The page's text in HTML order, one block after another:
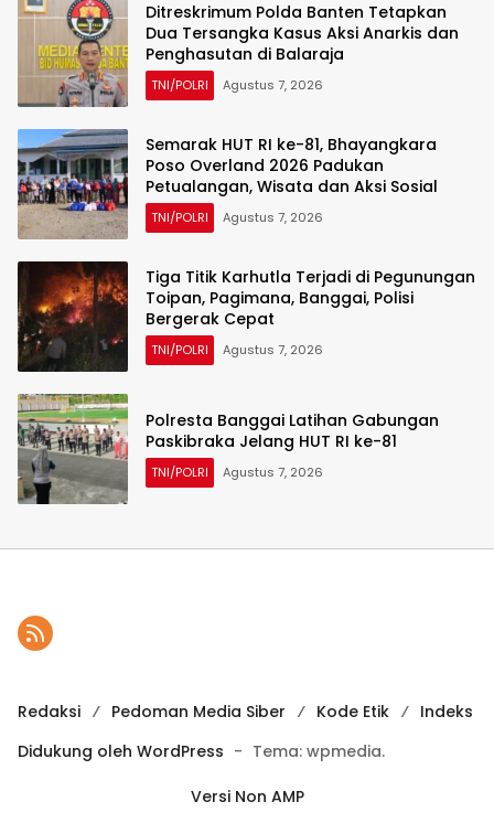
Ditreskrimum Polda Banten Tetapkan
Dua Tersangka Kasus Aksi Anarkis dan
Penghasutan di Balaraja
TNI/POLRI Agustus 7, 2026
Semarak HUT RI ke-81, Bhayangkara
Poso Overland 2026 Padukan
Petualangan, Wisata dan Aksi Sosial
TNI/POLRI Agustus 7, 2026
Tiga Titik Karhutla Terjadi di Pegunungan
Toipan, Pagimana, Banggai, Polisi
Bergerak Cepat
TNI/POLRI Agustus 7, 2026
Polresta Banggai Latihan Gabungan
Paskibraka Jelang HUT RI ke-81
TNI/POLRI Agustus 7, 2026
Redaksi Pedoman Media Siber Kode Etik
Indeks
Didukung oleh WordPress - Tema: wpmedia.
Versi Non AMP